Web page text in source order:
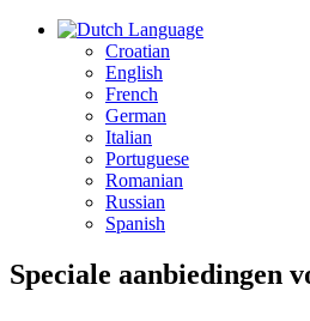
Language
Croatian
English
French
German
Italian
Portuguese
Romanian
Russian
Spanish
Speciale aanbiedingen